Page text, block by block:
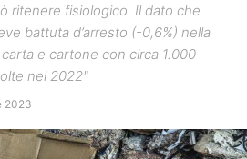
ritenere fisiologico. Il dato che
battuta d’arresto (-0,6%) nella
e cartone con circa 1.000
nel 2022"
2023